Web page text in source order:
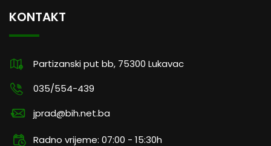
KONTAKT
Partizanski put bb, 75300 Lukavac
035/554-439
jprad@bih.net.ba
Radno vrijeme: 07:00 - 15:30h